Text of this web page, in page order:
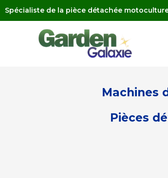
Spécialiste de la pièce détachée
Machines
Pièces